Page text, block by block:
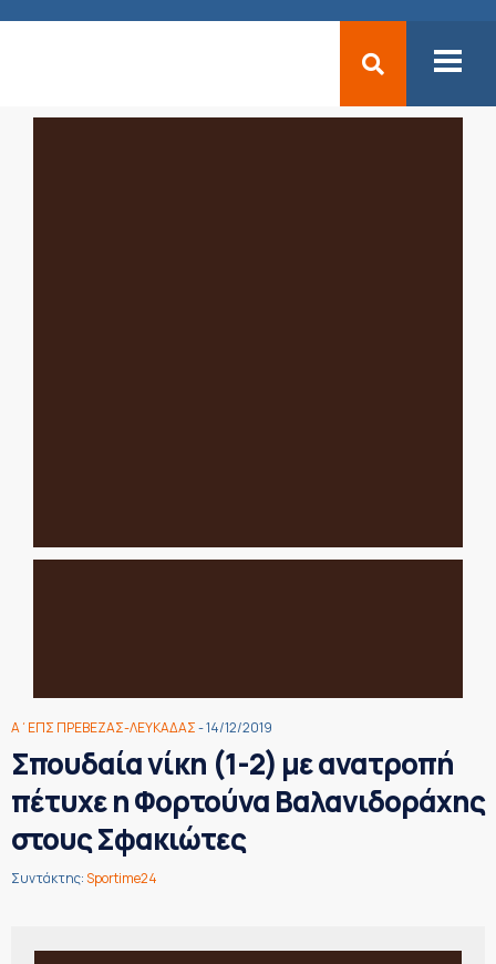
Α΄ΕΠΣ ΠΡΕΒΕΖΑΣ-ΛΕΥΚΑΔΑΣ- 14/12/2019
Σπουδαία νίκη (1-2) με ανατροπή
πέτυχε η Φορτούνα Βαλανιδοράχης
στους Σφακιώτες
Συντάκτης:Sportime24